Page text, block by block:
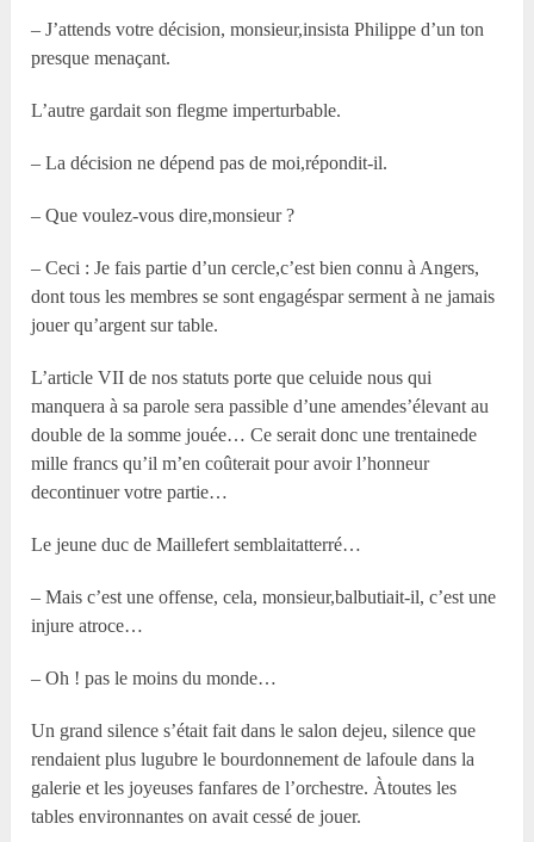
– J’attends votre décision, monsieur,insista Philippe d’un ton
presque menaçant.
L’autre gardait son flegme imperturbable.
– La décision ne dépend pas de moi,répondit-il.
– Que voulez-vous dire,monsieur ?
– Ceci : Je fais partie d’un cercle,c’est bien connu à Angers,
dont tous les membres se sont engagéspar serment à ne jamais
jouer qu’argent sur table.
L’article VII de nos statuts porte que celuide nous qui
manquera à sa parole sera passible d’une amendes’élevant au
double de la somme jouée… Ce serait donc une trentainede
mille francs qu’il m’en coûterait pour avoir l’honneur
decontinuer votre partie…
Le jeune duc de Maillefert semblaitatterré…
– Mais c’est une offense, cela, monsieur,balbutiait-il, c’est une
injure atroce…
– Oh ! pas le moins du monde…
Un grand silence s’était fait dans le salon dejeu, silence que
rendaient plus lugubre le bourdonnement de lafoule dans la
galerie et les joyeuses fanfares de l’orchestre. Àtoutes les
tables environnantes on avait cessé de jouer.